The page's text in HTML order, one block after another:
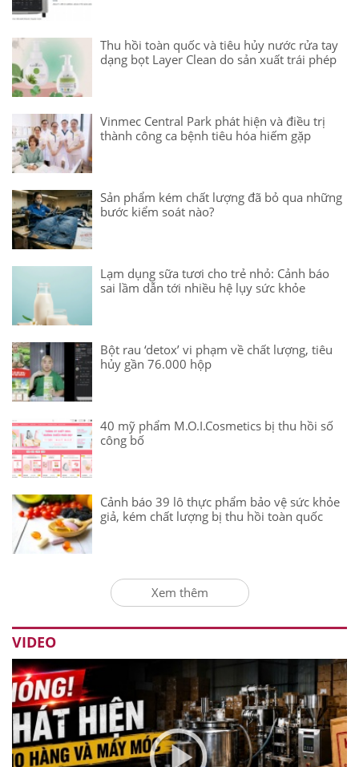
Thu hồi toàn quốc và tiêu hủy nước rửa tay
dạng bọt Layer Clean do sản xuất trái phép
Vinmec Central Park phát hiện và điều trị
thành công ca bệnh tiêu hóa hiếm gặp
Sản phẩm kém chất lượng đã bỏ qua những
bước kiểm soát nào?
Lạm dụng sữa tươi cho trẻ nhỏ: Cảnh báo
sai lầm dẫn tới nhiều hệ lụy sức khỏe
Bột rau ‘detox’ vi phạm về chất lượng, tiêu
hủy gần 76.000 hộp
40 mỹ phẩm M.O.I.Cosmetics bị thu hồi số
công bố
Cảnh báo 39 lô thực phẩm bảo vệ sức khỏe
giả, kém chất lượng bị thu hồi toàn quốc
Xem thêm
VIDEO